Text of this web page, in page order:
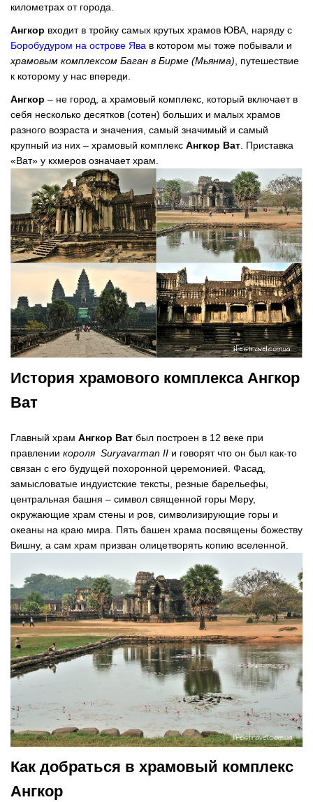
километрах от города.
Ангкор входит в тройку самых крутых храмов ЮВА, наряду с
Боробудуром на острове Ява в котором мы тоже побывали и
храмовым комплексом Баган в Бирме (Мьянма) , путешествие
к которому у нас впереди.
Ангкор – не город, а храмовый комплекс, который включает в
себя несколько десятков (сотен) больших и малых храмов
разного возраста и значения, самый значимый и самый
крупный из них – храмовый комплекс Ангкор Ват . Приставка
«Ват» у кхмеров означает храм.
История храмового комплекса Ангкор
Ват
Главный храм Ангкор Ват был построен в 12 веке при
правлении короля Suryavarman II и говорят что он был как-то
связан с его будущей похоронной церемонией. Фасад,
замысловатые индуистские тексты, резные барельефы,
центральная башня – символ священной горы Меру,
окружающие храм стены и ров, символизирующие горы и
океаны на краю мира. Пять башен храма посвящены божеству
Вишну, а сам храм призван олицетворять копию вселенной.
Как добраться в храмовый комплекс
Ангкор